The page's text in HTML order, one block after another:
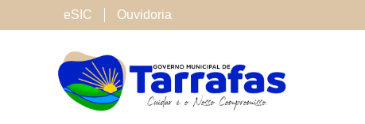
eSIC Ouvidoria
Cookies de terceiros
São cookies inseridos por serviços
Salvar